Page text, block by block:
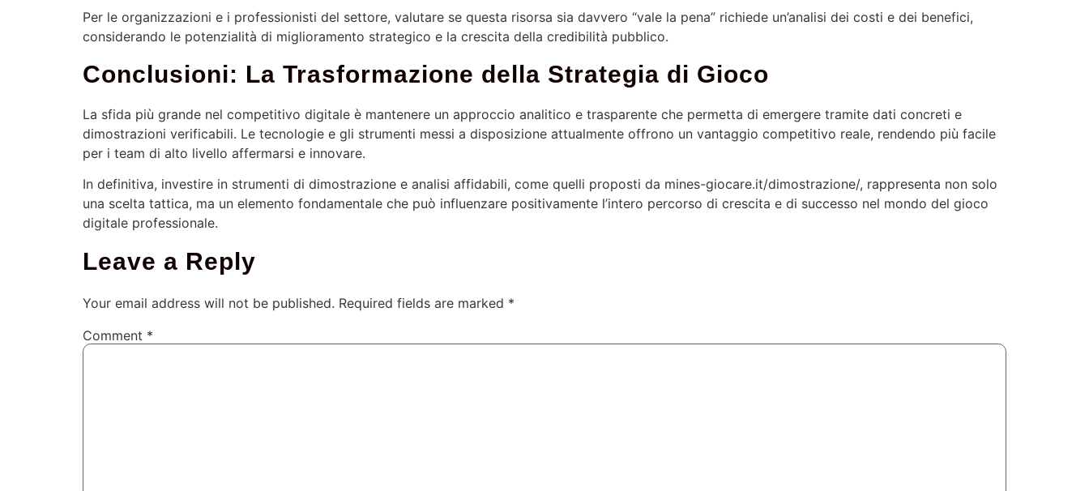
Per le organizzazioni e i professionisti del settore, valutare se questa risorsa sia davvero “vale la pena” richiede un’analisi dei costi e dei benefici,
considerando le potenzialità di miglioramento strategico e la crescita della credibilità pubblico.
Conclusioni: La Trasformazione della Strategia di Gioco
La sfida più grande nel competitivo digitale è mantenere un approccio analitico e trasparente che permetta di emergere tramite dati concreti e
dimostrazioni verificabili. Le tecnologie e gli strumenti messi a disposizione attualmente offrono un vantaggio competitivo reale, rendendo più facile
per i team di alto livello affermarsi e innovare.
In definitiva, investire in strumenti di dimostrazione e analisi affidabili, come quelli proposti da mines-giocare.it/dimostrazione/, rappresenta non solo
una scelta tattica, ma un elemento fondamentale che può influenzare positivamente l’intero percorso di crescita e di successo nel mondo del gioco
digitale professionale.
Leave a Reply
Your email address will not be published. Required fields are marked *
Comment *